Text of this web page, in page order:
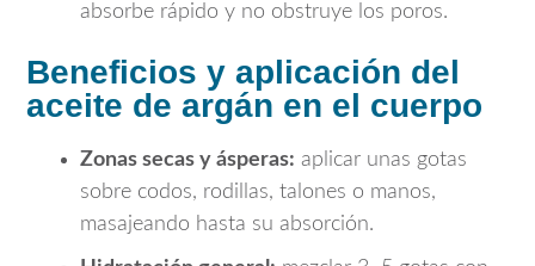
absorbe rápido y no obstruye los poros.
Beneficios y aplicación del
aceite de argán en el cuerpo
Zonas secas y ásperas: aplicar unas gotas
sobre codos, rodillas, talones o manos,
masajeando hasta su absorción.